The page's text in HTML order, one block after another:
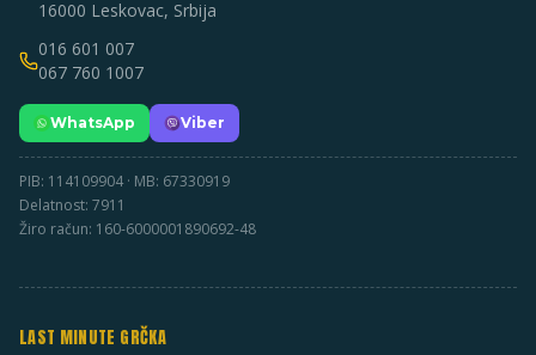
16000 Leskovac, Srbija
016 601 007
067 760 1007
WhatsApp Viber
PIB: 114109904 · MB: 67330919
Delatnost: 7911
Žiro račun: 160-6000001890692-48
LAST MINUTE GRČKA